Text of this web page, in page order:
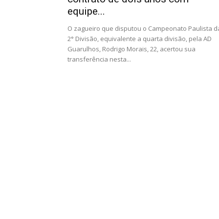
equipe...
O zagueiro que disputou o Campeonato Paulista
2° Divisão, equivalente a quarta divisão, pela AD
Guarulhos, Rodrigo Morais, 22, acertou sua
transferência nesta...